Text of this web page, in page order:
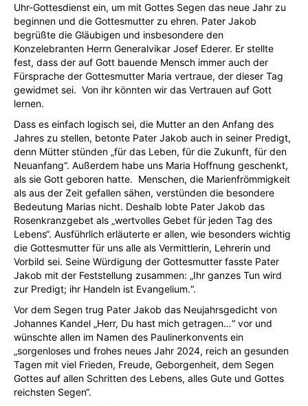
Uhr-Gottesdienst ein, um mit Gottes Segen das neue Jahr zu
beginnen und die Gottesmutter zu ehren. Pater Jakob
begrüßte die Gläubigen und insbesondere den
Konzelebranten Herrn Generalvikar Josef Ederer. Er stellte
fest, dass der auf Gott bauende Mensch immer auch der
Fürsprache der Gottesmutter Maria vertraue, der dieser Tag
gewidmet sei. Von ihr könnten wir das Vertrauen auf Gott
lernen.
Dass es einfach logisch sei, die Mutter an den Anfang des
Jahres zu stellen, betonte Pater Jakob auch in seiner Predigt,
denn Mütter stünden „für das Leben, für die Zukunft, für den
Neuanfang“. Außerdem habe uns Maria Hoffnung geschenkt,
als sie Gott geboren hatte. Menschen, die Marienfrömmigkeit
als aus der Zeit gefallen sähen, verstünden die besondere
Bedeutung Marias nicht. Deshalb lobte Pater Jakob das
Rosenkranzgebet als „wertvolles Gebet für jeden Tag des
Lebens“. Ausführlich erläuterte er allen, wie besonders wichtig
die Gottesmutter für uns alle als Vermittlerin, Lehrerin und
Vorbild sei. Seine Würdigung der Gottesmutter fasste Pater
Jakob mit der Feststellung zusammen: „Ihr ganzes Tun wird
zur Predigt; ihr Handeln ist Evangelium.“.
Vor dem Segen trug Pater Jakob das Neujahrsgedicht von
Johannes Kandel „Herr, Du hast mich getragen…“ vor und
wünschte allen im Namen des Paulinerkonvents ein
„sorgenloses und frohes neues Jahr 2024, reich an gesunden
Tagen mit viel Frieden, Freude, Geborgenheit, dem Segen
Gottes auf allen Schritten des Lebens, alles Gute und Gottes
reichsten Segen“.